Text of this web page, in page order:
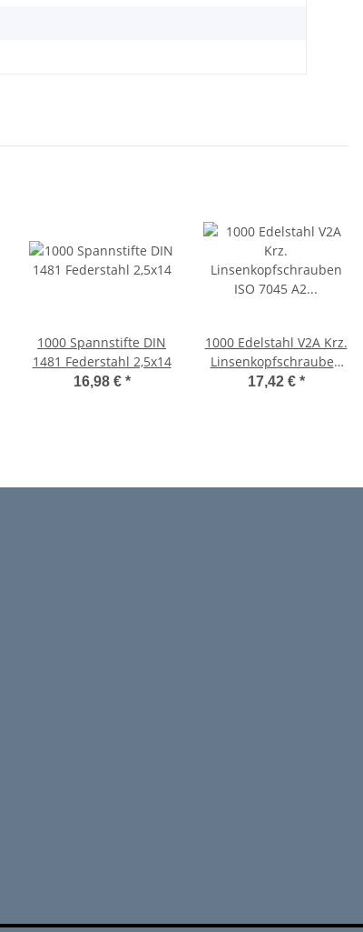
1000 Spannstifte DIN
1481 Federstahl 2,5x14
16,98 € *
1000 Edelstahl V2A Krz.
Linsenkopfschrauben
ISO 7045 A2 -H M2,5x14
17,42 € *